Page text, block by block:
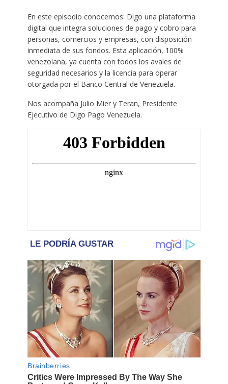
En este episodio conocemos: Digo una plataforma
digital que integra soluciones de pago y cobro para
personas, comercios y empresas, con disposición
inmediata de sus fondos. Esta aplicación, 100%
venezolana, ya cuenta con todos los avales de
seguridad necesarios y la licencia para operar
otorgada por el Banco Central de Venezuela.
Nos acompaña Julio Mier y Teran, Presidente
Ejecutivo de Digo Pago Venezuela.